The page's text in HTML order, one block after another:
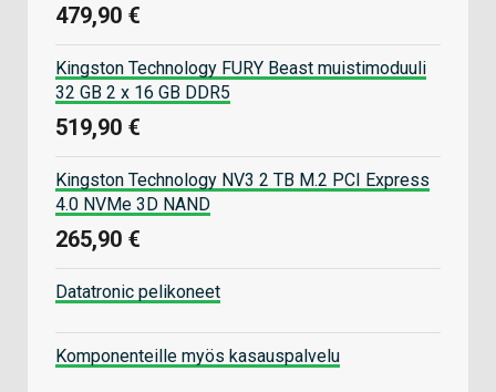
479,90 €
Kingston Technology FURY Beast muistimoduuli
32 GB 2 x 16 GB DDR5
519,90 €
Kingston Technology NV3 2 TB M.2 PCI Express
4.0 NVMe 3D NAND
265,90 €
Datatronic pelikoneet
Komponenteille myös kasauspalvelu